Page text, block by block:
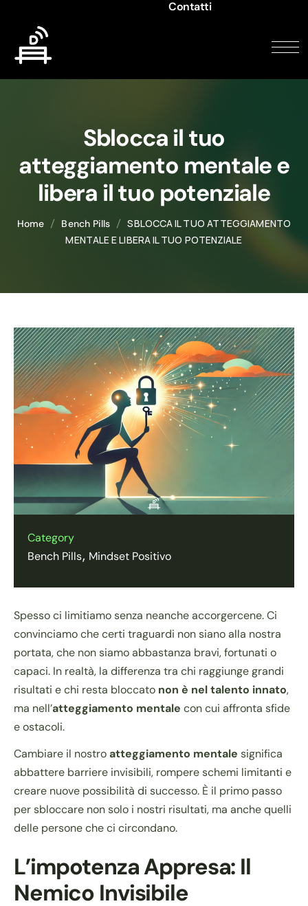
Contatti
Sblocca il tuo
atteggiamento mentale e
libera il tuo potenziale
Home Bench Pills
SBLOCCA IL TUO ATTEGGIAMENTO
MENTALE E LIBERA IL TUO POTENZIALE
Category
Bench Pills Mindset Positivo
Spesso ci limitiamo senza neanche accorgercene. Ci
convinciamo che certi traguardi non siano alla nostra
portata, che non siamo abbastanza bravi, fortunati o
capaci. In realtà, la differenza tra chi raggiunge grandi
risultati e chi resta bloccato non è nel talento innato,
ma nell’atteggiamento mentale con cui affronta sfide
e ostacoli.
Cambiare il nostroatteggiamento mentale significa
abbattere barriere invisibili, rompere schemi limitanti e
creare nuove possibilità di successo. È il primo passo
per sbloccare non solo i nostri risultati, ma anche quelli
delle persone che ci circondano.
L’impotenza Appresa: Il
Nemico Invisibile